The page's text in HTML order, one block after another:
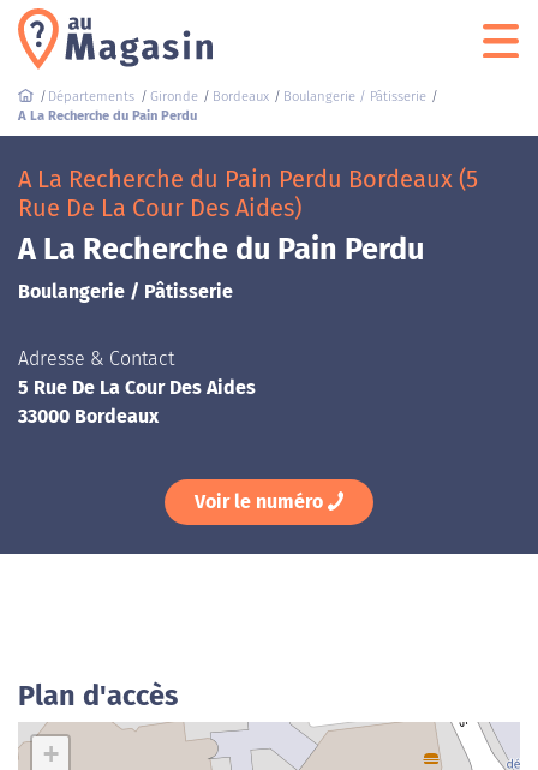
Départements Gironde Bordeaux
Boulangerie / Pâtisserie
A La Recherche du Pain Perdu
A La Recherche du Pain Perdu Bordeaux (5
Rue De La Cour Des Aides)
A La Recherche du Pain Perdu
Boulangerie / Pâtisserie
Adresse & Contact
5 Rue De La Cour Des Aides
33000 Bordeaux
Voir le numéro
Plan d'accès
+